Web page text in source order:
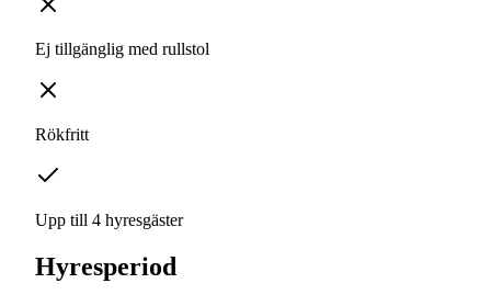
Ej tillgänglig med rullstol
Rökfritt
Upp till 4 hyresgäster
Hyresperiod